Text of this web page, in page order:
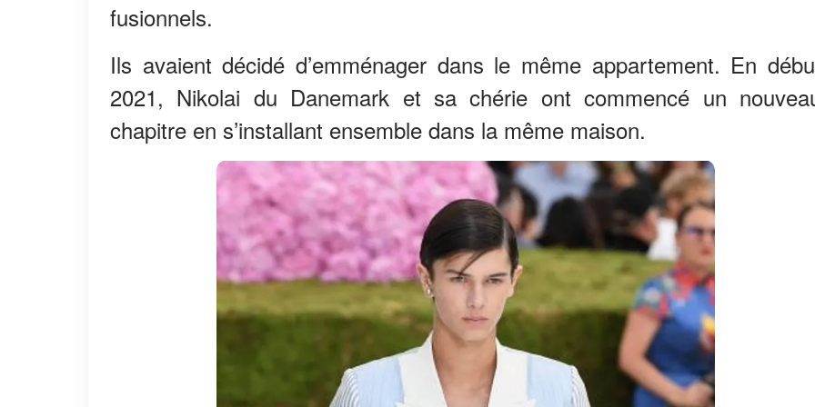
fusionnels.
Ils avaient décidé d’emménager dans le même appartement. En
2021, Nikolai du Danemark et sa chérie ont commencé un
chapitre en s’installant ensemble dans la même maison.